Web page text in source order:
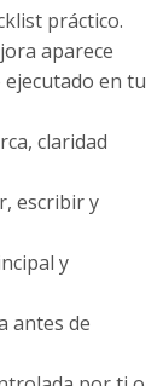
práctico.
aparece
en tu
claridad
escribir y
y
antes de